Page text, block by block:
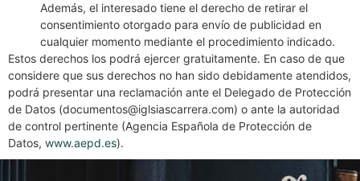
Además, el interesado tiene el derecho de retirar el
consentimiento otorgado para envío de publicidad en
cualquier momento mediante el procedimiento indicado.
Estos derechos los podrá ejercer gratuitamente. En caso de que
considere que sus derechos no han sido debidamente atendidos,
podrá presentar una reclamación ante el Delegado de Protección
de Datos (documentos@iglsiascarrera.com) o ante la autoridad
de control pertinente (Agencia Española de Protección de
Datos, www.aepd.es).